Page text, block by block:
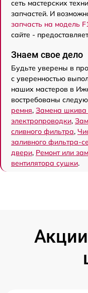
сеть мастерских
запчастей. И
запчасть на модель
сайте -
Знаем свое дело
Будьте уверены в
с уверенностью
наших мастеров в
востребованы
ремня, Замена шкива
электропроводки,
сливного фильтра,
заливного фильтра-
двери, Ремонт или
вентилятора сушки.